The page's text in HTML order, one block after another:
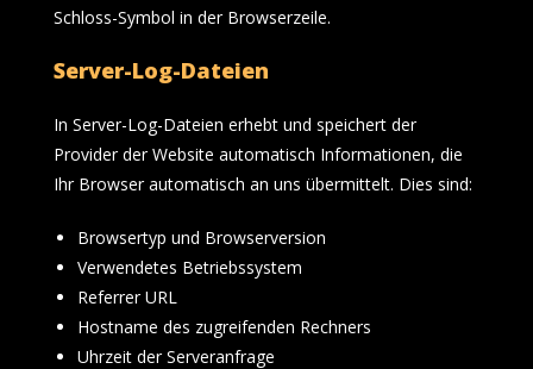
Schloss-Symbol in der Browserzeile.
Server-Log-Dateien
In Server-Log-Dateien erhebt und speichert der
Provider der Website automatisch Informationen, die
Ihr Browser automatisch an uns übermittelt. Dies sind:
Browsertyp und Browserversion
Verwendetes Betriebssystem
Referrer URL
Hostname des zugreifenden Rechners
Uhrzeit der Serveranfrage